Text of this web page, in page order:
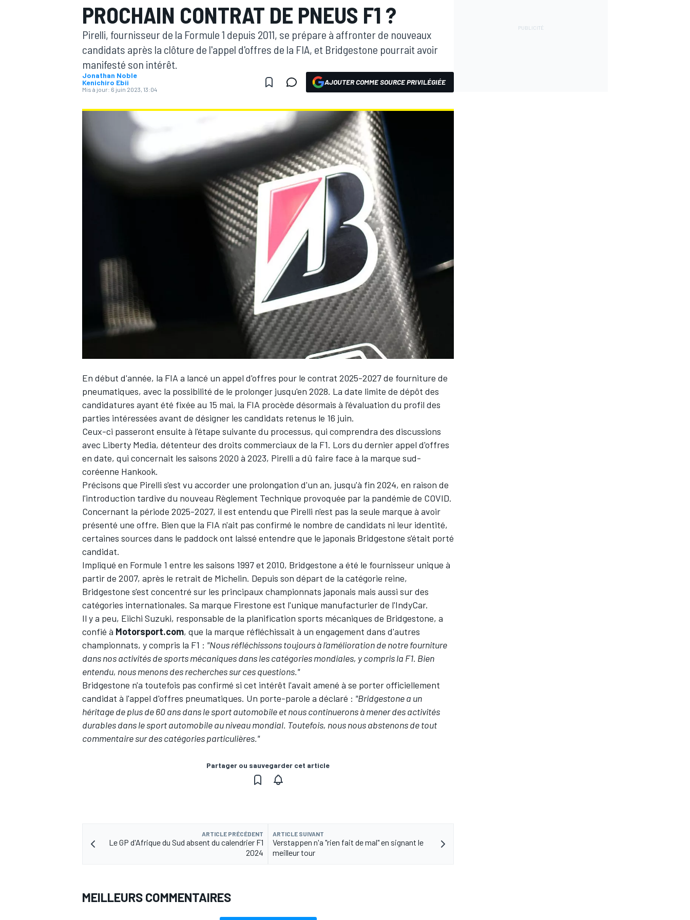
MOTOGP
WEC
PROCHAIN CONTRAT DE PNEUS F1 ?
Pirelli, fournisseur de la Formule 1 depuis 2011, se prépare à affronter de nouveaux
candidats après la clôture de l'appel d'offres de la FIA, et Bridgestone pourrait avoir
manifesté son intérêt.
Jonathan Noble
Kenichiro Ebii
Mis à jour: 6 juin 2023, 13:04
AJOUTER COMME SOURCE PRIVILÉGIÉE
En début d'année, la FIA a lancé un appel d'offres pour le contrat 2025-2027 de fourniture de
pneumatiques, avec la possibilité de le prolonger jusqu'en 2028. La date limite de dépôt des
candidatures ayant été fixée au 15 mai, la FIA procède désormais à l'évaluation du profil des
parties intéressées avant de désigner les candidats retenus le 16 juin.
Ceux-ci passeront ensuite à l'étape suivante du processus, qui comprendra des discussions
avec Liberty Media, détenteur des droits commerciaux de la F1. Lors du dernier appel d'offres
en date, qui concernait les saisons 2020 à 2023, Pirelli a dû faire face à la marque sud-
coréenne Hankook.
Précisons que Pirelli s'est vu accorder une prolongation d'un an, jusqu'à fin 2024, en raison de
l'introduction tardive du nouveau Règlement Technique provoquée par la pandémie de COVID.
Concernant la période 2025-2027, il est entendu que Pirelli n'est pas la seule marque à avoir
présenté une offre. Bien que la FIA n'ait pas confirmé le nombre de candidats ni leur identité,
certaines sources dans le paddock ont laissé entendre que le japonais Bridgestone s'était porté
candidat.
Impliqué en Formule 1 entre les saisons 1997 et 2010, Bridgestone a été le fournisseur unique à
partir de 2007, après le retrait de Michelin. Depuis son départ de la catégorie reine,
Bridgestone s'est concentré sur les principaux championnats japonais mais aussi sur des
catégories internationales. Sa marque Firestone est l'unique manufacturier de l'IndyCar.
Il y a peu, Eiichi Suzuki, responsable de la planification sports mécaniques de Bridgestone, a
confié à Motorsport.com, que la marque réfléchissait à un engagement dans d'autres
championnats, y compris la F1 : "Nous réfléchissons toujours à l'amélioration de notre fourniture
dans nos activités de sports mécaniques dans les catégories mondiales, y compris la F1. Bien
entendu, nous menons des recherches sur ces questions."
Bridgestone n'a toutefois pas confirmé si cet intérêt l'avait amené à se porter officiellement
candidat à l'appel d'offres pneumatiques. Un porte-parole a déclaré : "Bridgestone a un
héritage de plus de 60 ans dans le sport automobile et nous continuerons à mener des activités
durables dans le sport automobile au niveau mondial. Toutefois, nous nous abstenons de tout
commentaire sur des catégories particulières."
Partager ou sauvegarder cet article
ARTICLE PRÉCÉDENT
Le GP d'Afrique du Sud absent du calendrier F1
2024
ARTICLE SUIVANT
Verstappen n'a "rien fait de mal" en signant le
meilleur tour
MEILLEURS COMMENTAIRES